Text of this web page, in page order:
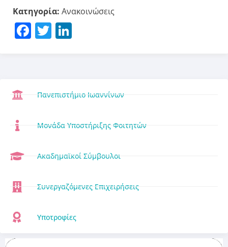
Κατηγορία: Ανακοινώσεις
Facebook
Twitter
Πανεπιστήμιο Ιωαννίνων
Μονάδα Υποστήριξης Φοιτητών
Ακαδημαϊκοί Σύμβουλοι
Συνεργαζόμενες Επιχειρήσεις
Υποτροφίες